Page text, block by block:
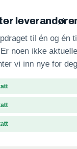
til én og én
noen ikke
vi inn nye for